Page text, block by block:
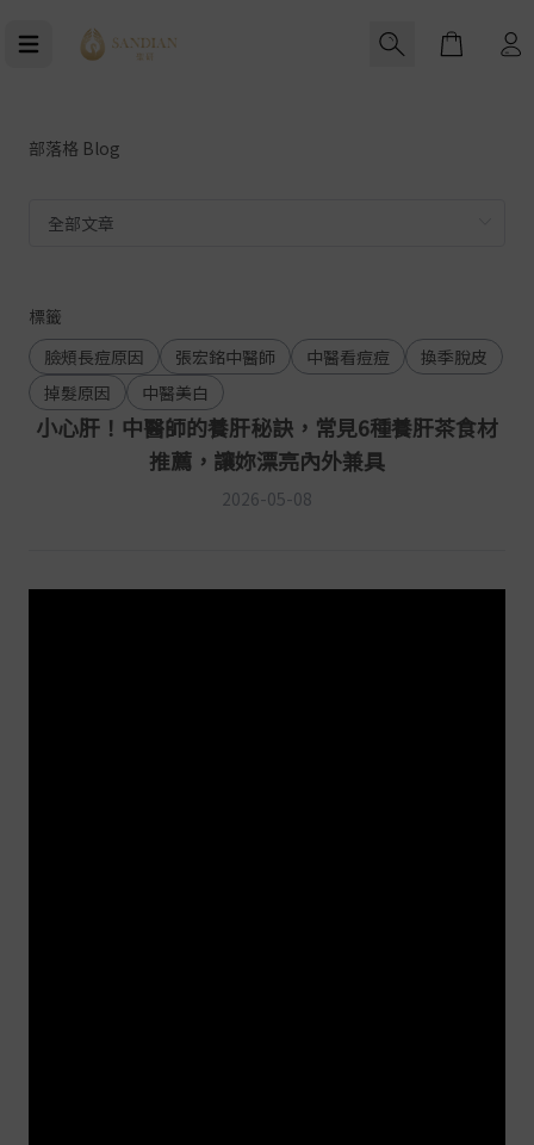
Cart
部落格 Blog
標籤
臉頰長痘原因
張宏銘中醫師 中醫看痘痘
換季脫皮
掉髮原因
中醫美白
小心肝！中醫師的養肝秘訣，常見6種養肝茶食材
推薦，讓妳漂亮內外兼具
2026-05-08